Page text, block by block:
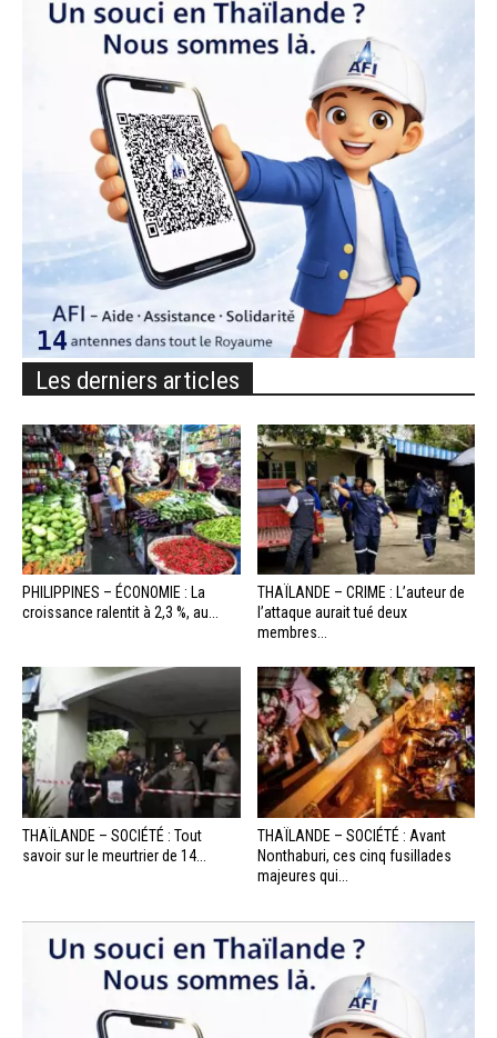
Les derniers articles
PHILIPPINES – ÉCONOMIE : La
croissance ralentit à 2,3 %, au...
THAÏLANDE – CRIME : L’auteur de
l’attaque aurait tué deux
membres...
THAÏLANDE – SOCIÉTÉ : Tout
savoir sur le meurtrier de 14...
THAÏLANDE – SOCIÉTÉ : Avant
Nonthaburi, ces cinq fusillades
majeures qui...